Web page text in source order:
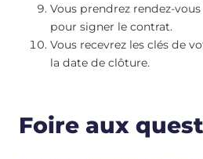
Vous prendrez rendez-
pour signer le contrat.
Vous recevrez les clés de
la date de clôture.
Foire aux